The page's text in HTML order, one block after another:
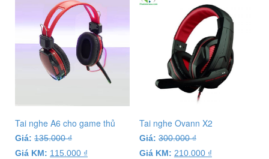
Tai nghe A6 cho game thủ
Giá: 135.000₫
Giá KM: 115.000 ₫
Tai nghe Ovann X2
Giá: 300.000₫
Giá KM: 210.000 ₫